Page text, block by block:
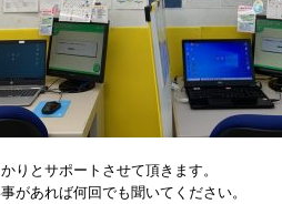
験に申し込む
りとサポートさせて頂きます。
があれば何回でも聞いてください。